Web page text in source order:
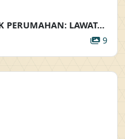
MENINJAU KEMAJUAN PROJEK PERUMAHAN: LAWATAN KE TAPAK PEMBANGUNAN RUMAH BANDAR SELANGORKU
9